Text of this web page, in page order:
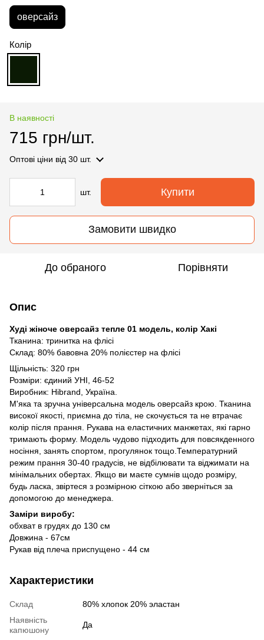
оверсайз
Колір
В наявності
715 грн/шт.
Оптові ціни від 30 шт.
шт. Купити
Замовити швидко
До обраного Порівняти
Опис
Худі жіноче оверсайз тепле 01 модель, колір Хакі
Тканина: тринитка на флісі
Склад: 80% бавовна 20% полієстер на флісі
Щільність: 320 грн
Розміри: єдиний УНІ, 46-52
Виробник: Hibrand, Україна.
М'яка та зручна універсальна модель оверсайз крою. Тканина
високої якості, приємна до тіла, не скочується та не втрачає
колір після прання. Рукава на еластичних манжетах, які гарно
тримають форму. Модель чудово підходить для повсякденного
носіння, занять спортом, прогулянок тощо.Температурний
режим прання 30-40 градусів, не відбілювати та віджимати на
мінімальних обертах. Якщо ви маєте сумнів щодо розміру,
будь ласка, звіртеся з розмірною сіткою або зверніться за
допомогою до менеджера.
Заміри виробу:
обхват в грудях до 130 см
Довжина - 67см
Рукав від плеча приспущено - 44 см
Характеристики
Склад
80% хлопок 20% эластан
Наявність
капюшону
Да